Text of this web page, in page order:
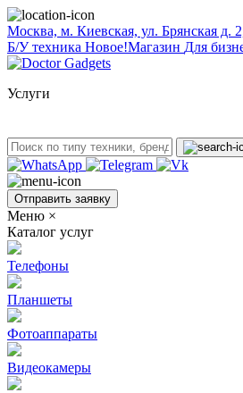
Москва, м. Киевская, ул. Брянская д.
Б/У техникa Новое!Магазин Для
Услуги
Отправить заявку
Меню ×
Каталог услуг
Телефоны
Планшеты
Фотоаппараты
Видеокамеры